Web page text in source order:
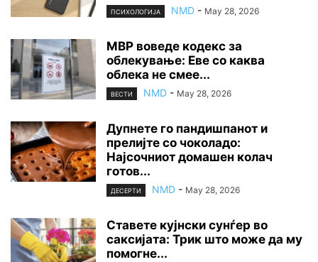
ПСИХОЛОГИЈА NMD - May 28, 2026
МВР воведе кодекс за
облекување: Еве со каква
облека не смее...
ВЕСТИ NMD - May 28, 2026
Дупнете го пандишпанот и
прелијте со чоколадо:
Најсочниот домашен колач
готов...
ДЕСЕРТИ NMD - May 28, 2026
Ставете кујнски сунѓер во
саксијата: Трик што може да му
помогне...